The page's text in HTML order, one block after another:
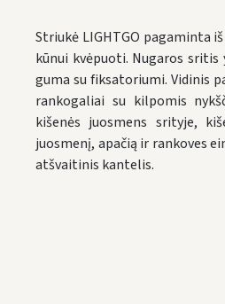
Striukė LIGHTGO pagaminta
kūnui kvėpuoti. Nugaros
guma su fiksatoriumi. Vidinis
rankogaliai su kilpomis
kišenės juosmens srityje,
juosmenį, apačią ir rankoves
atšvaitinis kantelis.